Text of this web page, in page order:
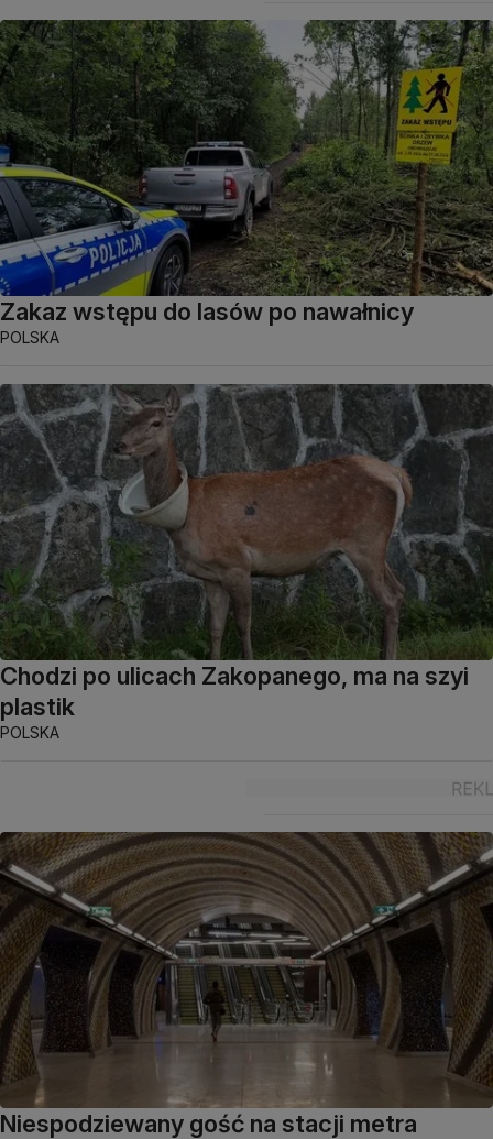
Zakaz wstępu do lasów po nawałnicy
POLSKA
Chodzi po ulicach Zakopanego, ma na szyi
plastik
POLSKA
Niespodziewany gość na stacji metra